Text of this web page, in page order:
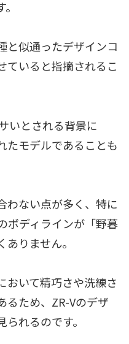
と似通ったデザインコ
ていると指摘されるこ
いとされる背景に
たモデルであることも
わない点が多く、特に
ボディラインが「野暮
りません。
おいて精巧さや洗練さ
るため、ZR-Vのデザ
れるのです。